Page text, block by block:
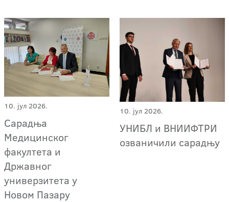
10. јул 2026.
Сарадња
Медицинског
факултета и
Државног
универзитета у
Новом Пазару
10. јул 2026.
УНИБЛ и ВНИИФТРИ
озваничили сарадњу